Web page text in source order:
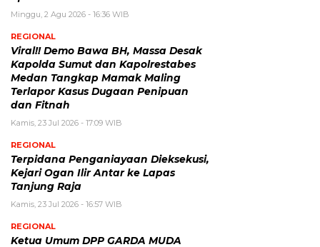
Minggu, 2 Agu 2026 - 16:36 WIB
REGIONAL
Viral!! Demo Bawa BH, Massa Desak
Kapolda Sumut dan Kapolrestabes
Medan Tangkap Mamak Maling
Terlapor Kasus Dugaan Penipuan
dan Fitnah
Kamis, 23 Jul 2026 - 17:09 WIB
REGIONAL
Terpidana Penganiayaan Dieksekusi,
Kejari Ogan Ilir Antar ke Lapas
Tanjung Raja
Kamis, 23 Jul 2026 - 16:57 WIB
REGIONAL
Ketua Umum DPP GARDA MUDA